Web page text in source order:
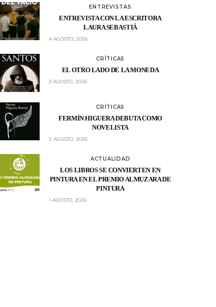
ENTREVISTAS
ENTREVISTA CON LA ESCRITORA
LAURA SEBASTIÁ
4 AGOSTO, 2026
CRÍTICAS
EL OTRO LADO DE LA MONEDA
3 AGOSTO, 2026
CRÍTICAS
FERMÍN HIGUERA DEBUTA COMO
NOVELISTA
2 AGOSTO, 2026
ACTUALIDAD
LOS LIBROS SE CONVIERTEN EN
PINTURA EN EL PREMIO ALMUZARA DE
PINTURA
1 AGOSTO, 2026